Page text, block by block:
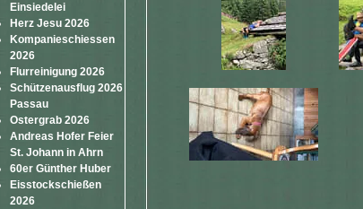
Einsiedelei
Herz Jesu 2026
Kompanieschiessen
2026
Flurreinigung 2026
Schützenausflug 2026
Passau
Ostergrab 2026
Andreas Hofer Feier
St. Johann in Ahrn
60er Günther Huber
Eisstockschießen
2026